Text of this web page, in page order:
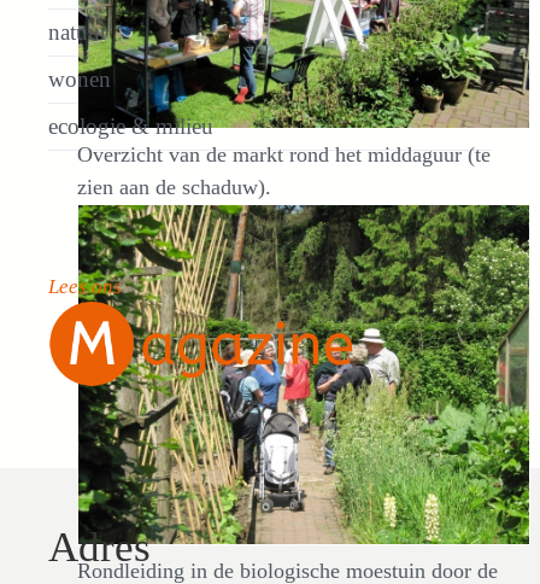
Overzicht van de markt rond het middaguur (te
zien aan de schaduw).
Rondleiding in de biologische moestuin door de
natuur
wonen
ecologie & milieu
Lees ons
Adres